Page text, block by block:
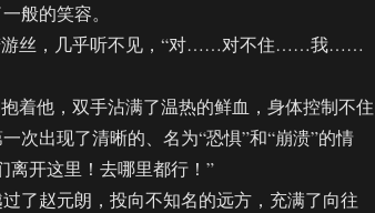
般的笑容。
，几乎听不见，“对……对不住……我……
他，双手沾满了温热的鲜血，身体控制不住
次出现了清晰的、名为“恐惧”和“崩溃”的情
离开这里！去哪里都行！”
赵元朗，投向不知名的远方，充满了向往